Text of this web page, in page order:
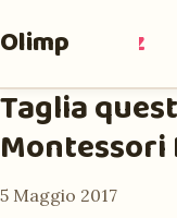
Olimpia Ruiz
Taglia
Montessori
5 Maggio 2017